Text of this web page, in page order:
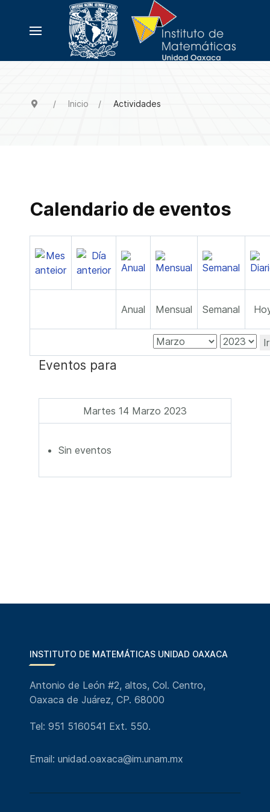
Inicio Actividades
Calendario de eventos
Anual Mensual Semanal
Eventos para
Martes 14 Marzo 2023
Sin eventos
INSTITUTO DE MATEMÁTICAS UNIDAD OAXACA
Antonio de León #2, altos, Col. Centro,
Oaxaca de Juárez, CP. 68000
Tel: 951 5160541 Ext. 550.
Email: unidad.oaxaca@im.unam.mx